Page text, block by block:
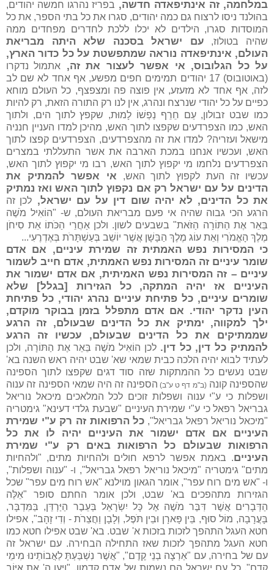
במלחמה, זה אינתיפאדה חדשה, בפריז נהרגו חמשה יהודים,
בהולנד ניסו לרצוח גם כמה יהודים, סגרו את כל בתי הספר, את כל
המוסדות סגרו, הילדים לא יכלו ללכת לחדרים מפחדים ממה
שהיה בטולוז, עם ישראל בסכנה שלא היתה מבריאת
העולם, אינתיפאדה נוראה שמתפשטת על כל כדור הארץ,
על כל הגלובוס, אי אפשר לעצור את זה,
אתמול נדקרו
(באוטובוס) 17 יהודים תמימים חפים מפשע, אף אחד לא שם לב
לזה, אף אחד לא מזעזע, אין פוצה פה ומצפצף, כל העולם מוחא
כפיים על כל יהודי שנרצח ונהרג, אין לנו רק התורה הזאת, רק להיות
כמו שבט זבולון, עַם חֵרֵף נַפְשׁוֹ לָמוּת, שקפץ לתוך הים, ולתוך
האש, כמו הצפרדעים שקפצו לתוך האש, מהיכן למדו העניין חנניה
מישאל ועזריה? למדו את זה מהצפרדעים, הצפרדעים קפצו לתוך
האש, ועכשיו אנחנו במכת הארבה את אשר התעללתי במצרים
הצפרדעים נלחמו מי יקפוץ לתוך האש, רבו מי יקפוץ לתוך האש,
עכשיו זה העת לקפוץ לתוך האש, אי אפשר להמתיק את
הדינים על עם ישראל רק אם נקפוץ לתוך האש ואז נמתיק
את כל הדינים, לא יהיה שום דין על עם ישראל, לכן זה
הרגע הכי גבוה שהיה אי פעם מבריאת העולם, ש- "הוֹאִיל מֹשֶׁה
בֵּאֵר אֶת הַתּוֹרָה הַזֹּאת" בשבעים לשון. ולכן אַחֲרֵי הַכֹּתוֹ אֵת סִיחֹן
מֶלֶךְ הָאֱמֹרִי וְאֵת עוֹג מֶלֶךְ הַבָּשָׁן אֲשֶׁר יוֹשֵׁב בְּעַשְׁתָּרֹת בְּאֶדְרֶעִי...
כי המסירות נפש האמתית זה שמירת עיניים, אם אדם
שומר עיניים זה המסירות נפש האמתית, אדם חייב לשמור
עיניים – זה המסירות נפש האמיתית, אם אדם ישמור את
העיניים אז יהיה המתקה, כל הגזירות [בגלל] שלא
שומרים עיניים, כל פתיחת עיניים נהרג יהודי, כל פתיחת
העין נדקר יהודי. אם אדם מתפלל בזמן בבוקר מוקדם,
ילך למקווה, ימתיק את כל הדינים שבעולם, זה הרגע
שממתיקים את כל הדינים שבעולם, עכשיו זה הרגע
להמתיק כל דין, כל דין. לכן הוֹאִיל מֹשֶׁה בֵּאֵר אֶת הַתּוֹרָה, ולכן
לעתיד לבוא יהיה הלכה כבית שמאי שא' שבט יהיה ראש השנה בא'
שבט נעשים כל ההמתקות שזה סוד דגים שקפצו לתוך הספינה
שהספינה קונה(ב"מ דף ט ע"ב) הספינה זה היה שמאי הספינה זה ענוה
ושפלות כי ע"י ענוה ושפלות זוכים לכל המלאכים מיכאל נוריאל
גבריאל רפאל כי ע"י שמירת העיניים "שבעת גלדי דעינא" גימטריה
"מיכאל נוריאל רפאל גבריאל", כל הרפואות זה רק ע"י שמירת
העיניים אם אדם ישמור את העיניים יהיה לו את כל
הרפואות שבעולם כל הרפואות באים רק ע"י שמירת
העיניים. באמת אפשר לרפא חולים ולהחיות מתים, "ולהחיות
מתים" גימטריה "מיכאל נוריאל רפאל גבריאל", ו- "ענוה ושפלות",
ו- "אש מים רוח עפר", אומר הגאון מוילנא "אש רוח מים עפר" שכל
הגזירות מתהפכים בא' שבט, ולכן אומר החתם סופר "אֵלֶּה
הַדְּבָרִים אֲשֶׁר דִּבֶּר מֹשֶׁה אֶל כָּל יִשְׂרָאֵל בְּעֵבֶר הַיַּרְדֵּן, בַּמִּדְבָּר,
בָּעֲרָבָה, מוֹל סוּף, בֵּין פָּארָן וּבֵין תֹּפֶל, וְלָבָן וַחֲצֵרֹת - וְדִי זָהָב", אפילו
חטא העגל התהפך לזכות בזכות א' שבט. בא' שבט אפילו חטא כמו
חטא העגל מתהפך לזכות שאז התחילה הבחירה. עם ישראל זה
עם של בחירה, עם "אַרְצָה בְנֵי קֶדֶם", "אֲשֶׁר נִשְׁבַּעְתָּ לַאֲבוֹתֵינוּ מִימֵי